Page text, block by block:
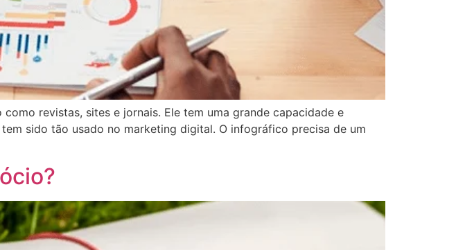
revistas, sites e jornais. Ele tem uma grande capacidade e
sido tão usado no marketing digital. O infográfico precisa de um